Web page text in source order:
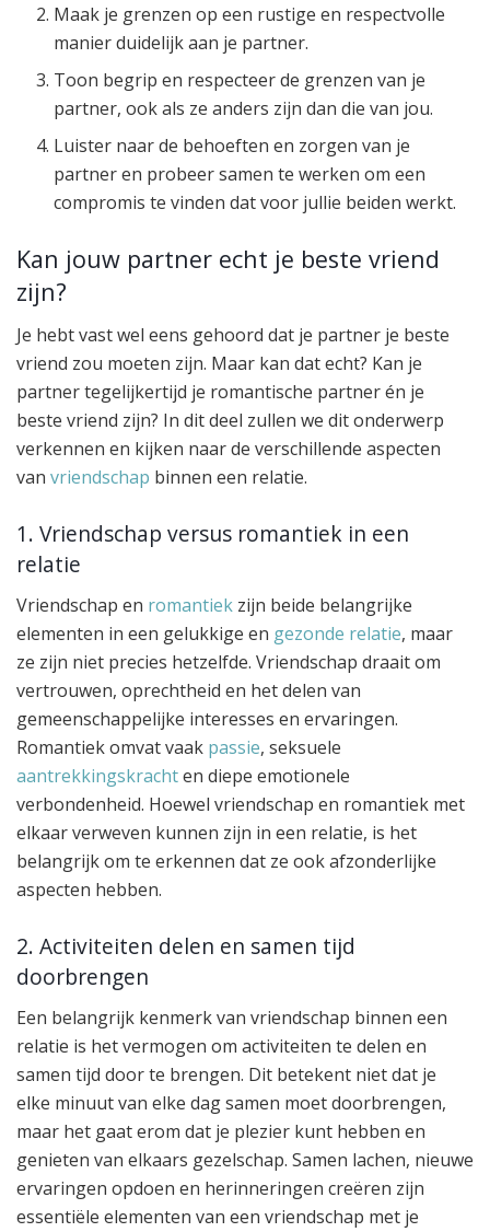
Maak je grenzen op een rustige en respectvolle
manier duidelijk aan je partner.
Toon begrip en respecteer de grenzen van je
partner, ook als ze anders zijn dan die van jou.
Luister naar de behoeften en zorgen van je
partner en probeer samen te werken om een
compromis te vinden dat voor jullie beiden werkt.
Kan jouw partner echt je beste vriend
zijn?
Je hebt vast wel eens gehoord dat je partner je beste
vriend zou moeten zijn. Maar kan dat echt? Kan je
partner tegelijkertijd je romantische partner én je
beste vriend zijn? In dit deel zullen we dit onderwerp
verkennen en kijken naar de verschillende aspecten
van vriendschap binnen een relatie.
1. Vriendschap versus romantiek in een
relatie
Vriendschap en romantiek zijn beide belangrijke
elementen in een gelukkige en gezonde relatie, maar
ze zijn niet precies hetzelfde. Vriendschap draait om
vertrouwen, oprechtheid en het delen van
gemeenschappelijke interesses en ervaringen.
Romantiek omvat vaak passie, seksuele
aantrekkingskrachten diepe emotionele
verbondenheid. Hoewel vriendschap en romantiek met
elkaar verweven kunnen zijn in een relatie, is het
belangrijk om te erkennen dat ze ook afzonderlijke
aspecten hebben.
2. Activiteiten delen en samen tijd
doorbrengen
Een belangrijk kenmerk van vriendschap binnen een
relatie is het vermogen om activiteiten te delen en
samen tijd door te brengen. Dit betekent niet dat je
elke minuut van elke dag samen moet doorbrengen,
maar het gaat erom dat je plezier kunt hebben en
genieten van elkaars gezelschap. Samen lachen, nieuwe
ervaringen opdoen en herinneringen creëren zijn
essentiële elementen van een vriendschap met je